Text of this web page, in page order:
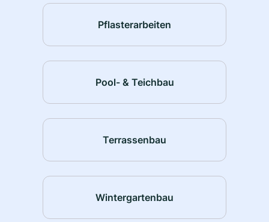
Pflasterarbeiten
Pool- & Teichbau
Terrassenbau
Wintergartenbau